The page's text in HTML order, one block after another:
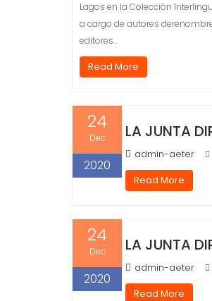
Lagos en la Colección
a cargo de autores
editores…
Read More
24
Dec
2020
LA JUNTA
admin-aeter
Read More
24
Dec
2020
LA JUNTA
admin-aeter
Read More